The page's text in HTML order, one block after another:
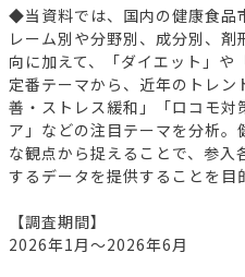
◆当資料では、国内の健康食品
レーム別や分野別、成分別、
向に加えて、「ダイエット」や
定番テーマから、近年のトレ
善・ストレス緩和」「ロコモ対
ア」などの注目テーマを分析
な観点から捉えることで、参
するデータを提供することを目
【調査期間】
2026年1月～2026年6月